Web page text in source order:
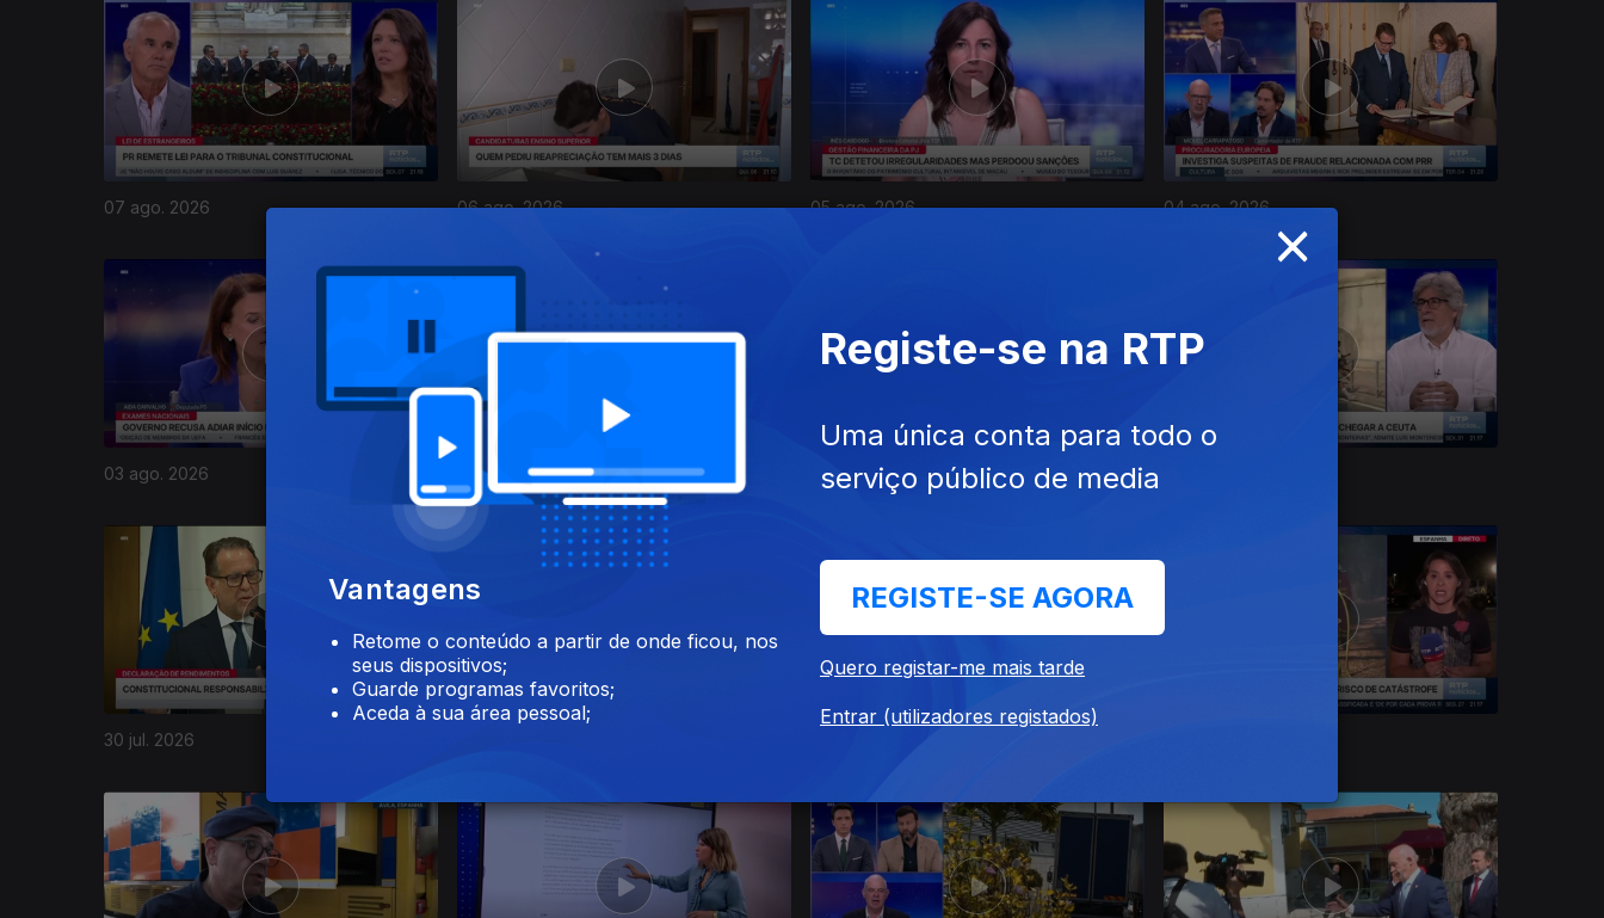
07 ago. 2026 06 ago. 2026 05 ago. 2026 04 ago. 2026
03 ago. 2026 02 ago. 2026 01 ago. 2026
30 jul. 2026
945295
×
Vantagens
Retome o conteúdo a partir de onde ficou, nos
seus dispositivos;
Guarde programas favoritos;
Aceda à sua área pessoal;
Registe-se na RTP
Uma única conta para todo o
serviço público de media
REGISTE-SE AGORA
Quero registar-me mais tarde
Entrar (utilizadores registados)